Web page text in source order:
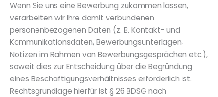
Wenn Sie uns eine Bewerbung zukommen lassen,
verarbeiten wir Ihre damit verbundenen
personenbezogenen Daten (z. B. Kontakt- und
Kommunikationsdaten, Bewerbungsunterlagen,
Notizen im Rahmen von Bewerbungsgesprächen etc.),
soweit dies zur Entscheidung über die Begründung
eines Beschäftigungsverhältnisses erforderlich ist.
Rechtsgrundlage hierfür ist § 26 BDSG nach